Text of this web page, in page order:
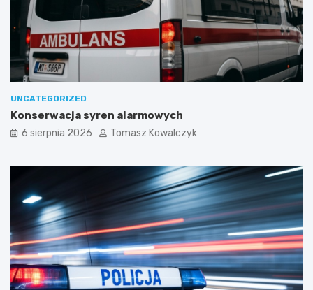
UNCATEGORIZED
Konserwacja syren alarmowych
6 sierpnia 2026 Tomasz Kowalczyk